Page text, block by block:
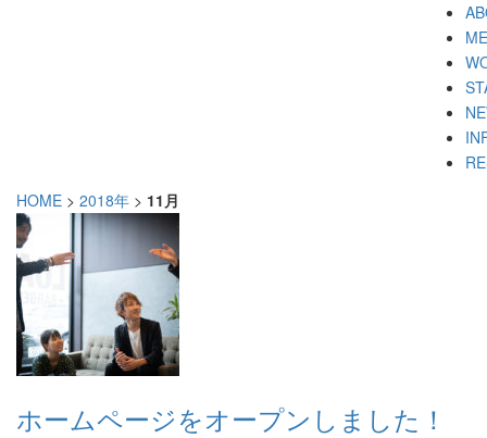
HOME > 2018年 > 11月
ホームページをオープンしました！